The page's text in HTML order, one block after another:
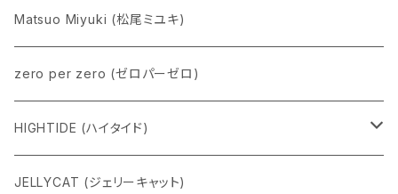
Matsuo Miyuki (松尾ミユキ)
zero per zero (ゼロパーゼロ)
HIGHTIDE (ハイタイド)
ニューレトロ
JELLYCAT (ジェリーキャット)